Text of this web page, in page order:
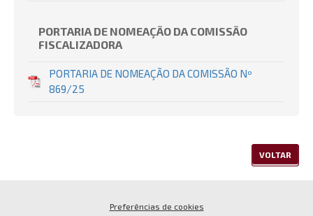
PORTARIA DE NOMEAÇÃO DA COMISSÃO
FISCALIZADORA
PORTARIA DE NOMEAÇÃO DA COMISSÃO Nº
869/25
VOLTAR
Preferências de cookies